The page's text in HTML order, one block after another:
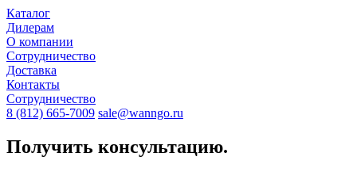
Каталог
Дилерам
О компании
Сотрудничество
Доставка
Контакты
Сотрудничество
8 (812) 665-7009 sale@wanngo.ru
Получить консультацию.